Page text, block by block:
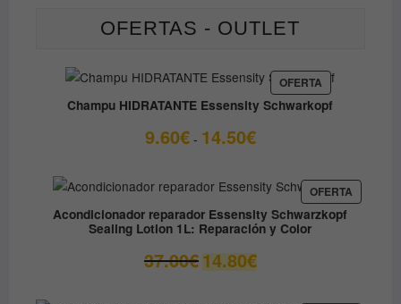
OFERTAS - OUTLET
OFERTA PRODUCTO
EN
OFERTA
Champu HIDRATANTE Essensity Schwarkopf
9.60€ - 14.50€Rango
desde
9.60€
hasta
14.50€
OFERTA
EN
Acondicionador reparador Essensity Schwarzkopf
Sealing Lotion 1L: Reparación y Color
37.00€ El
precio
14.80€El
precio